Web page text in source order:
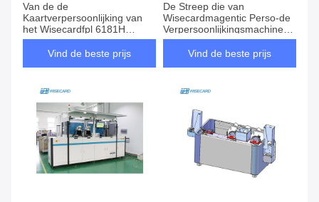
Van de de
Kaartverpersoonlijking van
het Wisecardfpl 6181H
Bankwezen het Materiaal van
het de Machine220v 5.5KW
Vind de beste prijs
De Streep die van
Wisecardmagentic Perso-de
Verpersoonlijkingsmachine
coderen van de
Machinefpl6181h Betaalpas
Vind de beste prijs